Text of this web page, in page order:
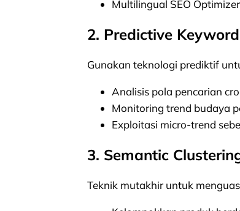
Multilingual SEO
2. Predictive
Gunakan teknologi prediktif
Analisis pola pencarian
Monitoring trend budaya
Exploitasi micro-trend
3. Semantic
Teknik mutakhir untuk